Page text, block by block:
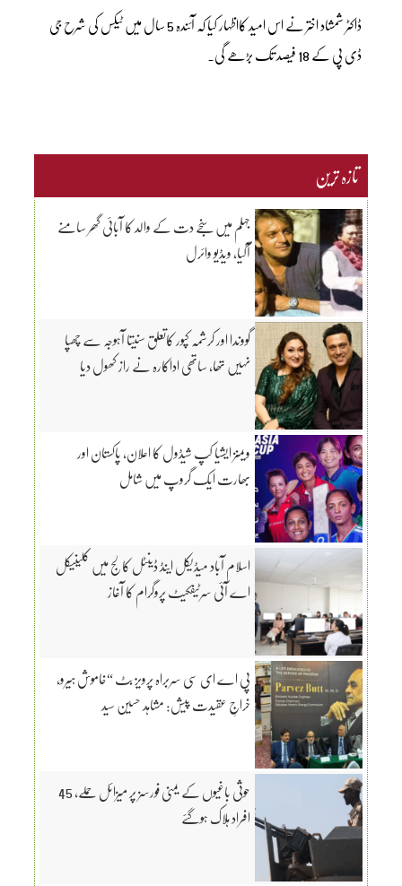
ڈاکٹر شمشاد اختر نے اس امید کااظہار کیا کہ آئندہ 5 سال میں ٹیکس کی شرح جی
ڈی پی کے 18 فیصد تک بڑھے گی۔
تازہ ترین
جہلم میں سنجے دت کے والد کا آبائی گھر سامنے
آگیا، ویڈیو وائرل
گووندا اور کرشمہ کپور کاتعلق سنیتا آہوجہ سے چھپا
نہیں تھا، ساتھی اداکارہ نے راز کھول دیا
ویمنز ایشیا کپ شیڈول کا اعلان، پاکستان اور
بھارت ایک گروپ میں شامل
اسلام آباد میڈیکل اینڈ ڈینٹل کالج میں کلینیکل
اے آئی سرٹیفکیٹ پروگرام کا آغاز
پی اے ای سی سربراہ پرویز بٹ “خاموش ہیرو،
خراجِ عقیدت پیش: مشاہد حسین سید
حوثی باغیوں کے یمنی فورسز پر میزائل حملے، 45
افراد ہلاک ہوگئے